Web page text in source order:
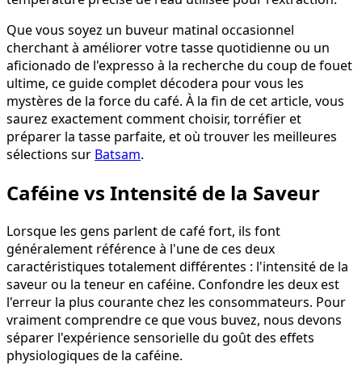
Que vous soyez un buveur matinal occasionnel
cherchant à améliorer votre tasse quotidienne ou un
aficionado de l'expresso à la recherche du coup de fouet
ultime, ce guide complet décodera pour vous les
mystères de la force du café. À la fin de cet article, vous
saurez exactement comment choisir, torréfier et
préparer la tasse parfaite, et où trouver les meilleures
sélections sur Batsam.
Caféine vs Intensité de la Saveur
Lorsque les gens parlent de café fort, ils font
généralement référence à l'une de ces deux
caractéristiques totalement différentes : l'intensité de la
saveur ou la teneur en caféine. Confondre les deux est
l'erreur la plus courante chez les consommateurs. Pour
vraiment comprendre ce que vous buvez, nous devons
séparer l'expérience sensorielle du goût des effets
physiologiques de la caféine.